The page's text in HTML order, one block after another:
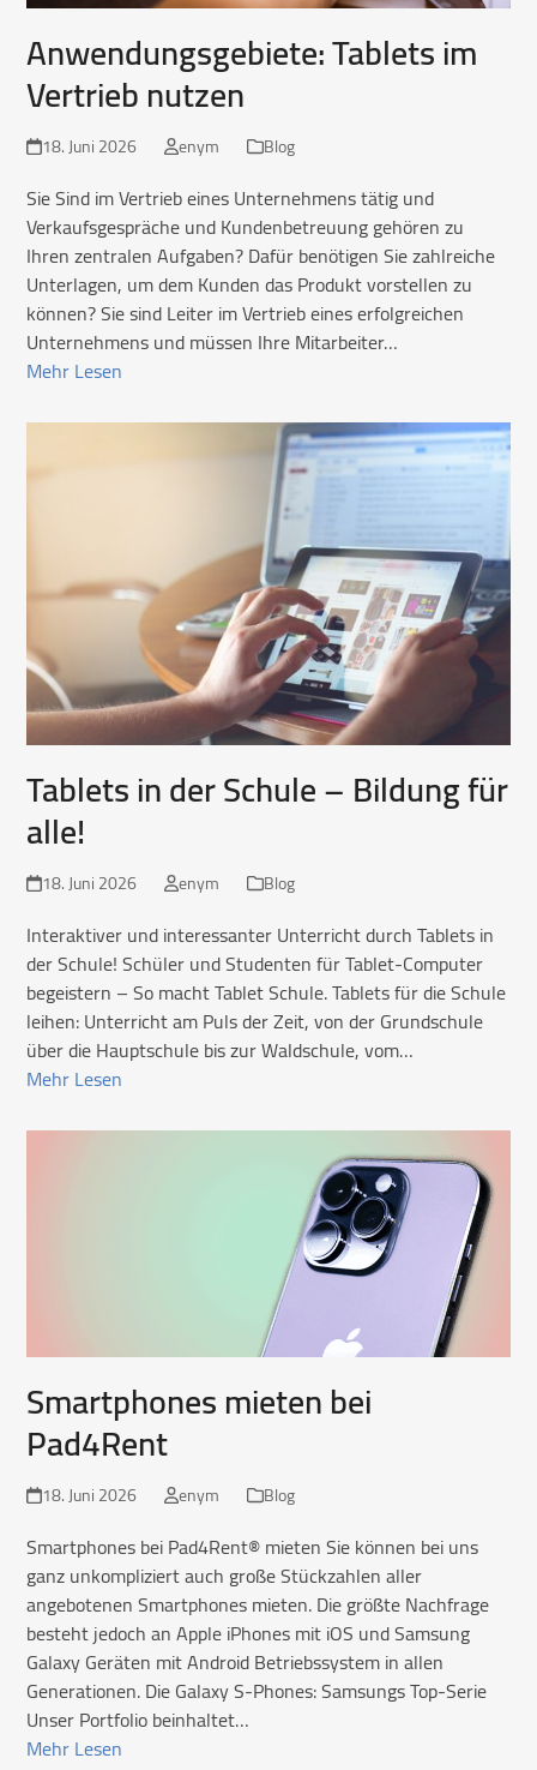
Anwendungsgebiete: Tablets im
Vertrieb nutzen
18. Juni 2026 enym Blog
Sie Sind im Vertrieb eines Unternehmens tätig und
Verkaufsgespräche und Kundenbetreuung gehören zu
Ihren zentralen Aufgaben? Dafür benötigen Sie zahlreiche
Unterlagen, um dem Kunden das Produkt vorstellen zu
können? Sie sind Leiter im Vertrieb eines erfolgreichen
Unternehmens und müssen Ihre Mitarbeiter…
Mehr Lesen
Tablets in der Schule – Bildung für
alle!
18. Juni 2026 enym Blog
Interaktiver und interessanter Unterricht durch Tablets in
der Schule! Schüler und Studenten für Tablet-Computer
begeistern – So macht Tablet Schule. Tablets für die Schule
leihen: Unterricht am Puls der Zeit, von der Grundschule
über die Hauptschule bis zur Waldschule, vom…
Mehr Lesen
Smartphones mieten bei
Pad4Rent
18. Juni 2026 enym Blog
Smartphones bei Pad4Rent® mieten Sie können bei uns
ganz unkompliziert auch große Stückzahlen aller
angebotenen Smartphones mieten. Die größte Nachfrage
besteht jedoch an Apple iPhones mit iOS und Samsung
Galaxy Geräten mit Android Betriebssystem in allen
Generationen. Die Galaxy S-Phones: Samsungs Top-Serie
Unser Portfolio beinhaltet…
Mehr Lesen